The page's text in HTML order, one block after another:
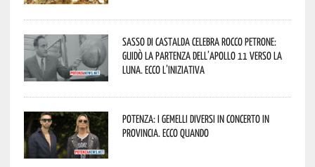
Sasso di Castalda celebra Rocco Petrone:
guidò la partenza dell’Apollo 11 verso la
Luna. Ecco l’iniziativa
Potenza: i Gemelli DiVersi in concerto in
provincia. Ecco quando